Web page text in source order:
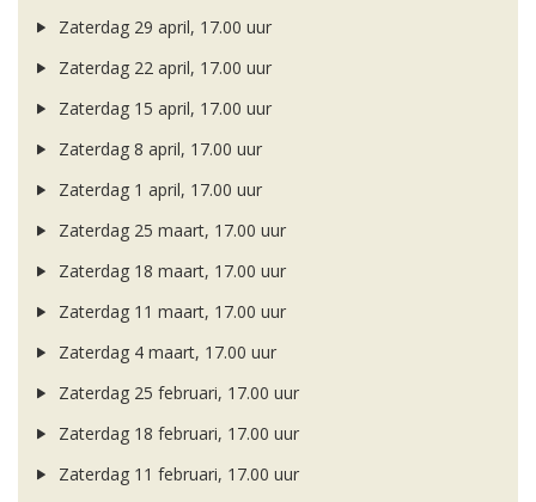
Zaterdag 29 april, 17.00 uur
Zaterdag 22 april, 17.00 uur
Zaterdag 15 april, 17.00 uur
Zaterdag 8 april, 17.00 uur
Zaterdag 1 april, 17.00 uur
Zaterdag 25 maart, 17.00 uur
Zaterdag 18 maart, 17.00 uur
Zaterdag 11 maart, 17.00 uur
Zaterdag 4 maart, 17.00 uur
Zaterdag 25 februari, 17.00 uur
Zaterdag 18 februari, 17.00 uur
Zaterdag 11 februari, 17.00 uur